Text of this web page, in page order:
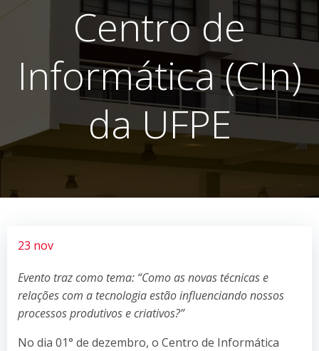
Centro de
Informática (CIn)
da UFPE
23 nov
Evento traz como tema: “Como as novas técnicas e
relações com a tecnologia estão influenciando nossos
processos produtivos e criativos?”
No dia 01° de dezembro, o Centro de Informática